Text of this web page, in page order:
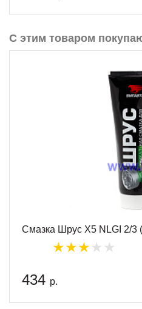
С этим товаром
Смазка Шрус X5 NLGI 2/3
434 р.